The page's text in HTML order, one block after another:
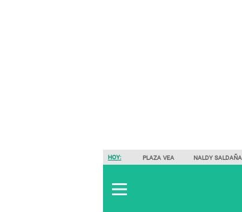
HOY: PLAZA VEA NALDY SALDAÑA